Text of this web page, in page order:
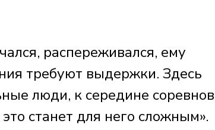
распереживался, ему
требуют выдержки. Здесь
люди, к середине
станет для него сложным».